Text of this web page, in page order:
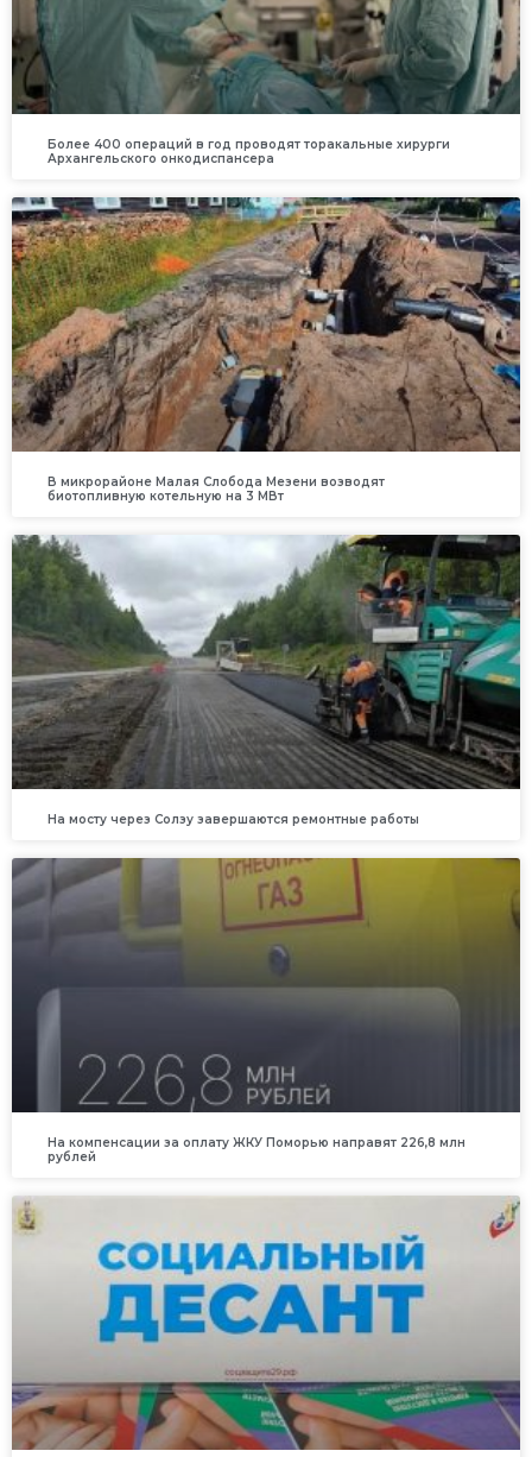
Более 400 операций в год проводят торакальные хирурги
Архангельского онкодиспансера
В микрорайоне Малая Слобода Мезени возводят
биотопливную котельную на 3 МВт
На мосту через Солзу завершаются ремонтные работы
На компенсации за оплату ЖКУ Поморью направят 226,8 млн
рублей